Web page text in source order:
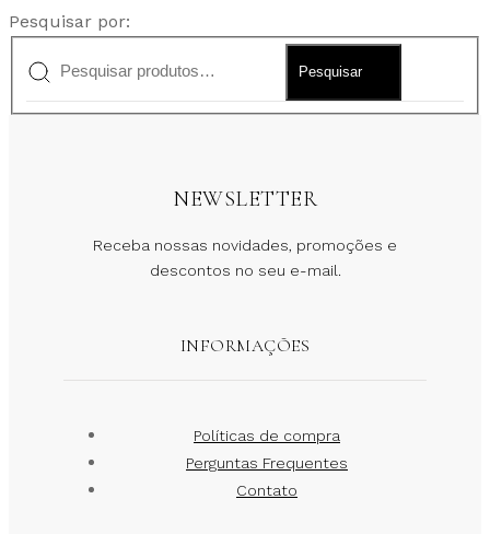
Pesquisar por:
Pesquisar
NEWSLETTER
Receba nossas novidades, promoções e
descontos no seu e-mail.
INFORMAÇÕES
Políticas de compra
Perguntas Frequentes
Contato